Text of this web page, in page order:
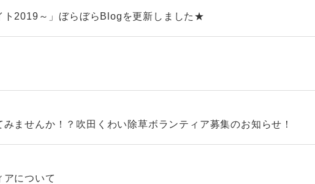
ト2019～」ぼらぼらBlogを更新しました★
ませんか！？吹田くわい除草ボランティア募集のお知らせ！
アについて